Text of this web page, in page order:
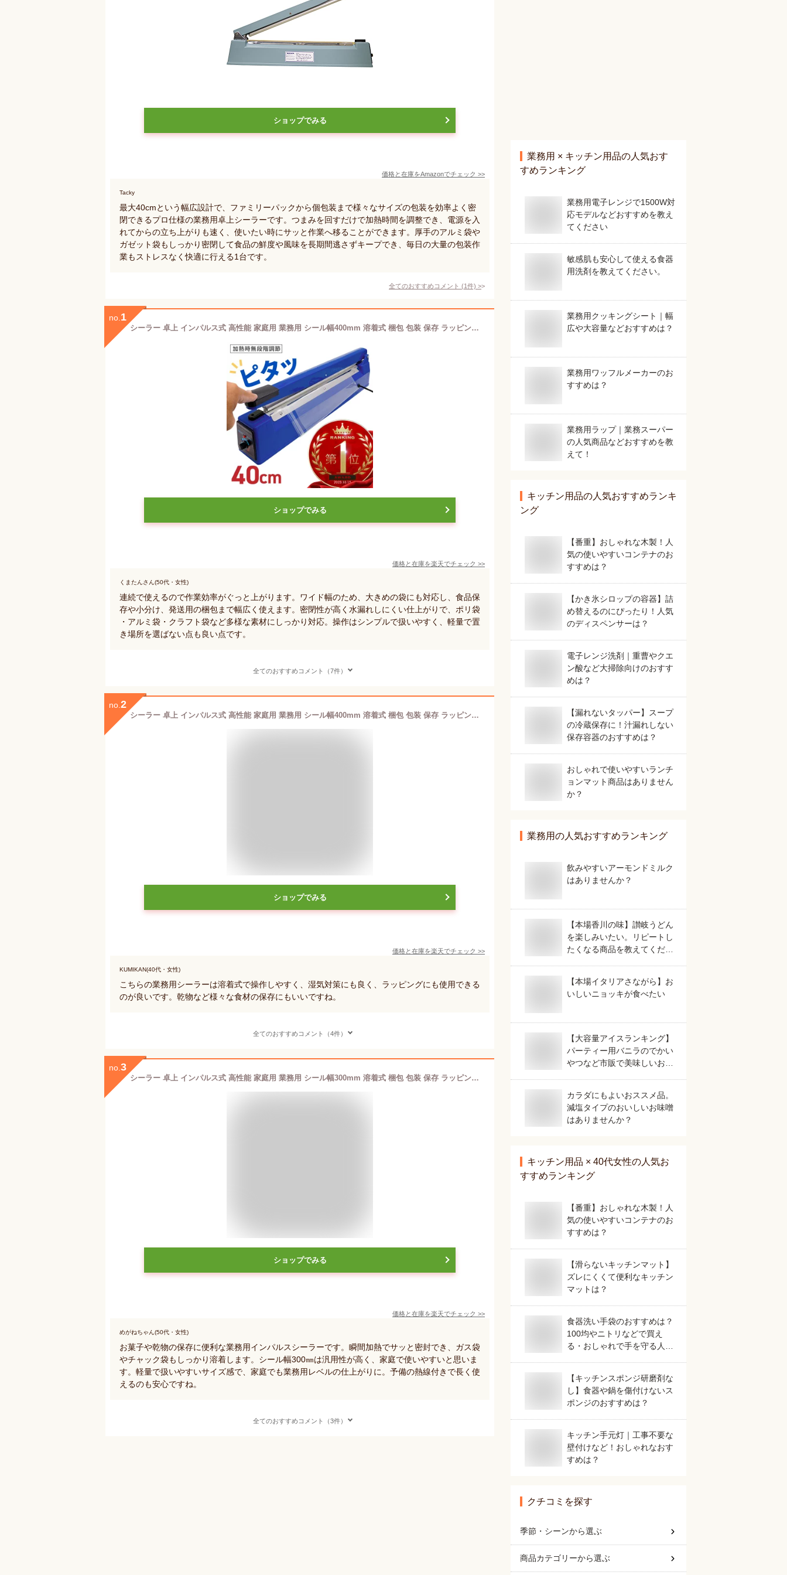
ショップでみる
価格と在庫をAmazonでチェック >>
Tacky
最大40cmという幅広設計で、ファミリーパックから個包装まで様々なサイズの包装を効率よく密
閉できるプロ仕様の業務用卓上シーラーです。つまみを回すだけで加熱時間を調整でき、電源を入
れてからの立ち上がりも速く、使いたい時にサッと作業へ移ることができます。厚手のアルミ袋や
ガゼット袋もしっかり密閉して食品の鮮度や風味を長期間逃さずキープでき、毎日の大量の包装作
業もストレスなく快適に行える1台です。
全てのおすすめコメント (1件) >
no. 1
シーラー 卓上 インパルス式 高性能 家庭用 業務用 シール幅400mm 溶着式 梱包 包装 保存 ラッピング エアパッキン 乾物 お菓子 本 古本 食べ物 湿気防止
ショップでみる
価格と在庫を楽天でチェック >>
くまたんさん(50代・女性)
連続で使えるので作業効率がぐっと上がります。ワイド幅のため、大きめの袋にも対応し、食品保
存や小分け、発送用の梱包まで幅広く使えます。密閉性が高く水漏れしにくい仕上がりで、ポリ袋
・アルミ袋・クラフト袋など多様な素材にしっかり対応。操作はシンプルで扱いやすく、軽量で置
き場所を選ばない点も良い点です。
全てのおすすめコメント（7件）
no. 2
シーラー 卓上 インパルス式 高性能 家庭用 業務用 シール幅400mm 溶着式 梱包 包装 保存 ラッピング エアパッキン 乾物 お菓子 本 古本 食べ物 湿気防止
ショップでみる
価格と在庫を楽天でチェック >>
KUMIKAN(40代・女性)
こちらの業務用シーラーは溶着式で操作しやすく、湿気対策にも良く、ラッピングにも使用できる
のが良いです。乾物など様々な食材の保存にもいいですね。
全てのおすすめコメント（4件）
no. 3
シーラー 卓上 インパルス式 高性能 家庭用 業務用 シール幅300mm 溶着式 梱包 包装 保存 ラッピング エアパッキン 乾物 お菓子 本 古本 食べ物 湿気防止
ショップでみる
価格と在庫を楽天でチェック >>
めがねちゃん(50代・女性)
お菓子や乾物の保存に便利な業務用インパルスシーラーです。瞬間加熱でサッと密封でき、ガス袋
やチャック袋もしっかり溶着します。シール幅300㎜は汎用性が高く、家庭で使いやすいと思いま
す。軽量で扱いやすいサイズ感で、家庭でも業務用レベルの仕上がりに。予備の熱線付きで長く使
えるのも安心ですね。
全てのおすすめコメント（3件）
業務用 × キッチン用品の人気おす
すめランキング
業務用電子レンジで1500W対
応モデルなどおすすめを教え
てください
敏感肌も安心して使える食器
用洗剤を教えてください。
業務用クッキングシート｜幅
広や大容量などおすすめは？
業務用ワッフルメーカーのお
すすめは？
業務用ラップ｜業務スーパー
の人気商品などおすすめを教
えて！
キッチン用品の人気おすすめランキ
ング
【番重】おしゃれな木製！人
気の使いやすいコンテナのお
すすめは？
【かき氷シロップの容器】詰
め替えるのにぴったり！人気
のディスペンサーは？
電子レンジ洗剤｜重曹やクエ
ン酸など大掃除向けのおすす
めは？
【漏れないタッパー】スープ
の冷蔵保存に！汁漏れしない
保存容器のおすすめは？
おしゃれで使いやすいランチ
ョンマット商品はありません
か？
業務用の人気おすすめランキング
飲みやすいアーモンドミルク
はありませんか？
【本場香川の味】讃岐うどん
を楽しみいたい。リピートし
たくなる商品を教えてくださ
【本場イタリアさながら】お
いしいニョッキが食べたい
【大容量アイスランキング】
パーティー用バニラのでかい
やつなど市販で美味しいおす
カラダにもよいおススメ品。
減塩タイプのおいしいお味噌
はありませんか？
キッチン用品 × 40代女性の人気お
すすめランキング
【番重】おしゃれな木製！人
気の使いやすいコンテナのお
すすめは？
【滑らないキッチンマット】
ズレにくくて便利なキッチン
マットは？
食器洗い手袋のおすすめは？
100均やニトリなどで買え
る・おしゃれで手を守る人気
【キッチンスポンジ研磨剤な
し】食器や鍋を傷付けないス
ポンジのおすすめは？
キッチン手元灯｜工事不要な
壁付けなど！おしゃれなおす
すめは？
クチコミを探す
季節・シーンから選ぶ
商品カテゴリーから選ぶ